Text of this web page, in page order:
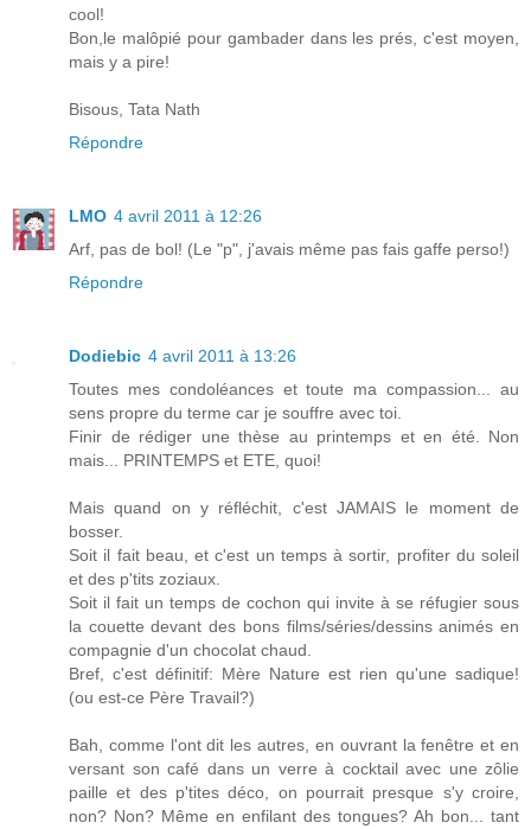
cool!
Bon,le malôpié pour gambader dans les prés, c'est moyen,
mais y a pire!
Bisous, Tata Nath
Répondre
LMO 4 avril 2011 à 12:26
Arf, pas de bol! (Le "p", j'avais même pas fais gaffe perso!)
Répondre
Dodiebic 4 avril 2011 à 13:26
Toutes mes condoléances et toute ma compassion... au
sens propre du terme car je souffre avec toi.
Finir de rédiger une thèse au printemps et en été. Non
mais... PRINTEMPS et ETE, quoi!
Mais quand on y réfléchit, c'est JAMAIS le moment de
bosser.
Soit il fait beau, et c'est un temps à sortir, profiter du soleil
et des p'tits zoziaux.
Soit il fait un temps de cochon qui invite à se réfugier sous
la couette devant des bons films/séries/dessins animés en
compagnie d'un chocolat chaud.
Bref, c'est définitif: Mère Nature est rien qu'une sadique!
(ou est-ce Père Travail?)
Bah, comme l'ont dit les autres, en ouvrant la fenêtre et en
versant son café dans un verre à cocktail avec une zôlie
paille et des p'tites déco, on pourrait presque s'y croire,
non? Non? Même en enfilant des tongues? Ah bon... tant